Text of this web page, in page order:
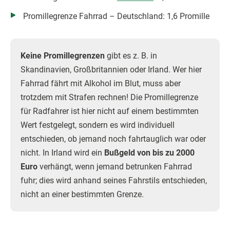
Promillegrenze Fahrrad – Deutschland: 1,6 Promille
Keine Promillegrenzen gibt es z. B. in
Skandinavien, Großbritannien oder Irland. Wer hier
Fahrrad fährt mit Alkohol im Blut, muss aber
trotzdem mit Strafen rechnen! Die Promillegrenze
für Radfahrer ist hier nicht auf einem bestimmten
Wert festgelegt, sondern es wird individuell
entschieden, ob jemand noch fahrtauglich war oder
nicht. In Irland wird ein Bußgeld von bis zu 2000
Euro verhängt, wenn jemand betrunken Fahrrad
fuhr; dies wird anhand seines Fahrstils entschieden,
nicht an einer bestimmten Grenze.